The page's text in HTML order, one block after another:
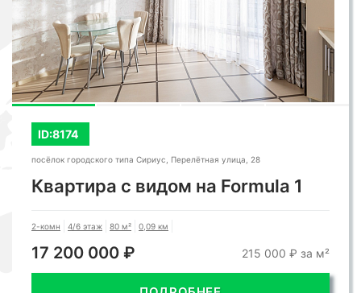
ID:8174
посёлок городского типа Сириус, Перелётная улица, 28
Квартира с видом на Formula 1
2-комн 4/6 этаж 80 м² 0,09 км
17 200 000 ₽ 215 000 ₽ за м²